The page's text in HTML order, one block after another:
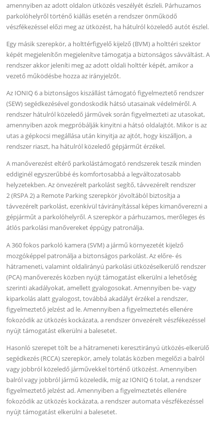
amennyiben az adott oldalon ütközés veszélyét észleli. Párhuzamos
parkolóhelyről történő kiállás esetén a rendszer önműködő
vészfékezéssel előzi meg az ütközést, ha hátulról közeledő autót észlel.
Egy másik szerepkör, a holttérfigyelő kijelző (BVM) a holttéri szektor
képét megjelenítőn megjelenítve támogatja a biztonságos sávváltást. A
rendszer akkor jeleníti meg az adott oldali holttér képét, amikor a
vezető működésbe hozza az irányjelzőt.
Az IONIQ 6 a biztonságos kiszállást támogató figyelmeztető rendszer
(SEW) segédkezésével gondoskodik hátsó utasainak védelméről. A
rendszer hátulról közeledő járművek során figyelmezteti az utasokat,
amennyiben azok megpróbálják kinyitni a hátsó oldalajtót. Mikor is az
utas a gépkocsi megállása után kinyitja az ajtót, hogy kiszálljon, a
rendszer riaszt, ha hátulról közeledő gépjárműt érzékel.
A manőverezést eltérő parkolástámogató rendszerek teszik minden
eddiginél egyszerűbbé és komfortosabbá a legváltozatosabb
helyzetekben. Az önvezérelt parkolást segítő, távvezérelt rendszer
2 (RSPA 2) a Remote Parking szerepkör jóvoltából biztosítja a
távvezérelt parkolást, ezenkívül távirányítással képes kimanőverezni a
gépjárműt a parkolóhelyről. A szerepkör a párhuzamos, merőleges és
átlós parkolási manővereket éppúgy patronálja.
A 360 fokos parkoló kamera (SVM) a jármű környezetét kijelző
mozgóképpel patronálja a biztonságos parkolást. Az előre- és
hátrameneti, valamint oldalirányú parkolási ütközéselkerülő rendszer
(PCA) manőverezés közben nyújt támogatást elkerülni a lehetőség
szerinti akadályokat, amellett gyalogosokat. Amennyiben be- vagy
kiparkolás alatt gyalogost, továbbá akadályt érzékel a rendszer,
figyelmeztető jelzést ad le. Amennyiben a figyelmeztetés ellenére
fokozódik az ütközés kockázata, a rendszer önvezérelt vészfékezéssel
nyújt támogatást elkerülni a balesetet.
Hasonló szerepet tölt be a hátrameneti keresztirányú ütközés-elkerülő
segédkezés (RCCA) szerepkör, amely tolatás közben megelőzi a balról
vagy jobbról közeledő járművekkel történő ütközést. Amennyiben
balról vagy jobbról jármű közeledik, míg az IONIQ 6 tolat, a rendszer
figyelmeztető jelzést ad. Amennyiben a figyelmeztetés ellenére
fokozódik az ütközés kockázata, a rendszer automata vészfékezéssel
nyújt támogatást elkerülni a balesetet.